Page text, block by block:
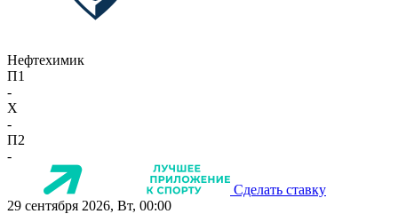
Нефтехимик
П1
-
X
-
П2
-
Сделать ставку
29 сентября 2026, Вт, 00:00